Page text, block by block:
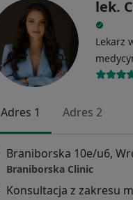
lek.
Lekarz
Adres 1 Adres 2
Braniborska 10e/u6,
Braniborska Clinic